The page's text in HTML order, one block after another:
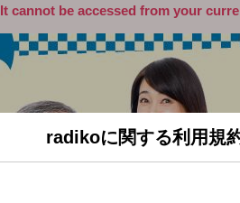
It cannot be accessed from your
radikoに関する利用規